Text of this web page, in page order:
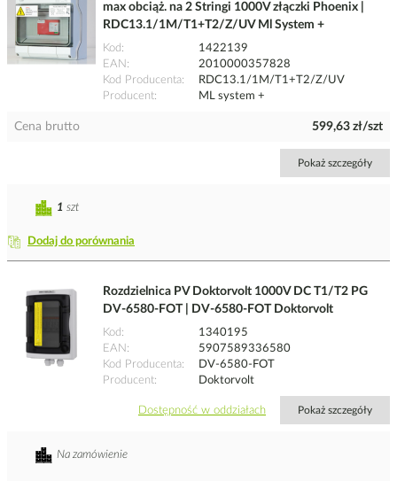
max obciąż. na 2 Stringi 1000V złączki Phoenix |
RDC13.1/1M/T1+T2/Z/UV Ml System +
Kod
1422139
EAN
2010000357828
Kod Producenta
RDC13.1/1M/T1+T2/Z/UV
Producent
ML system +
Cena brutto 599,63 zł/szt
Pokaż szczegóły
Dodaj do porównania
1 szt
Rozdzielnica PV Doktorvolt 1000V DC T1/T2 PG
DV-6580-FOT | DV-6580-FOT Doktorvolt
Kod
1340195
EAN
5907589336580
Kod Producenta
DV-6580-FOT
Producent
Doktorvolt
Dostępność w oddziałach Pokaż szczegóły
Na zamówienie